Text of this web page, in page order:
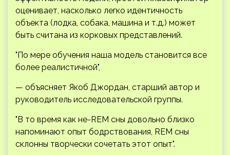
оценивает, насколько легко идентичность
объекта (лодка, собака, машина и т.д.) может
быть считана из корковых представлений.
"По мере обучения наша модель становится все
более реалистичной",
— объясняет Якоб Джордан, старший автор и
руководитель исследовательской группы.
"В то время как не-REM сны довольно близко
напоминают опыт бодрствования, REM сны
склонны творчески сочетать этот опыт".